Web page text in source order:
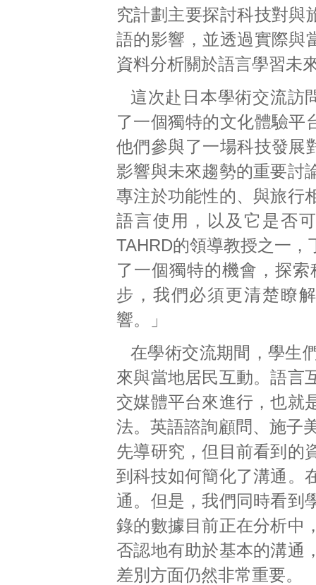
究計劃主要探討科技對與
語的影響，並透過實際與
資料分析關於語言學習未
這次赴日本學術交流訪
了一個獨特的文化體驗平
他們參與了一場科技發展
影響與未來趨勢的重要討
專注於功能性的、與旅行
語言使用，以及它是否
TAHRD的領導教授之一
了一個獨特的機會，探
步，我們必須更清楚瞭
響。」
在學術交流期間，學生
來與當地居民互動。語言
交媒體平台來進行，也就
法。英語諮詢顧問、施子
先導研究，但目前看到的
到科技如何簡化了溝通。
通。但是，我們同時看到
錄的數據目前正在分析中
否認地有助於基本的溝通
差別方面仍然非常重要。